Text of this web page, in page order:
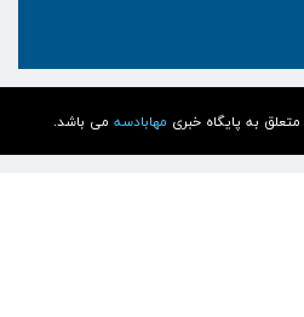
مهابادسه می باشد.